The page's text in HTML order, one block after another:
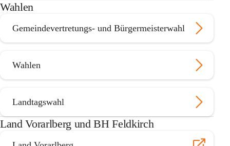
Wahlen
Gemeindevertretungs- und Bürgermeisterwahl
Wahlen
Landtagswahl
Land Vorarlberg und BH Feldkirch